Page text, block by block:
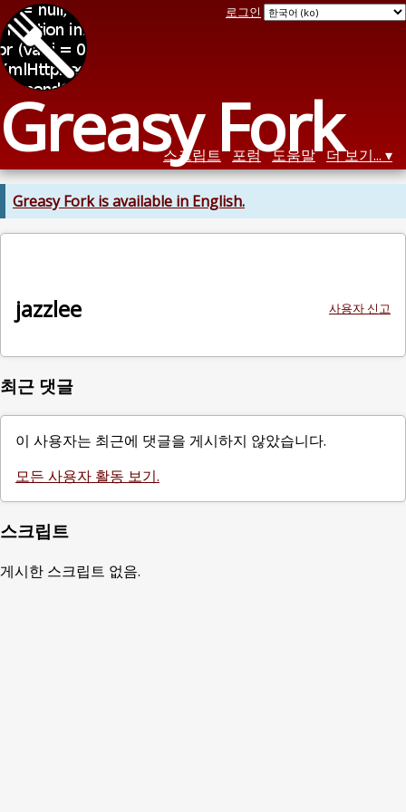
Greasy Fork
로그인
스크립트 포럼 도움말 더 보기...
Greasy Fork is available in English.
사용자 신고
jazzlee
최근 댓글
이 사용자는 최근에 댓글을 게시하지 않았습니다.
모든 사용자 활동 보기.
스크립트
게시한 스크립트 없음.